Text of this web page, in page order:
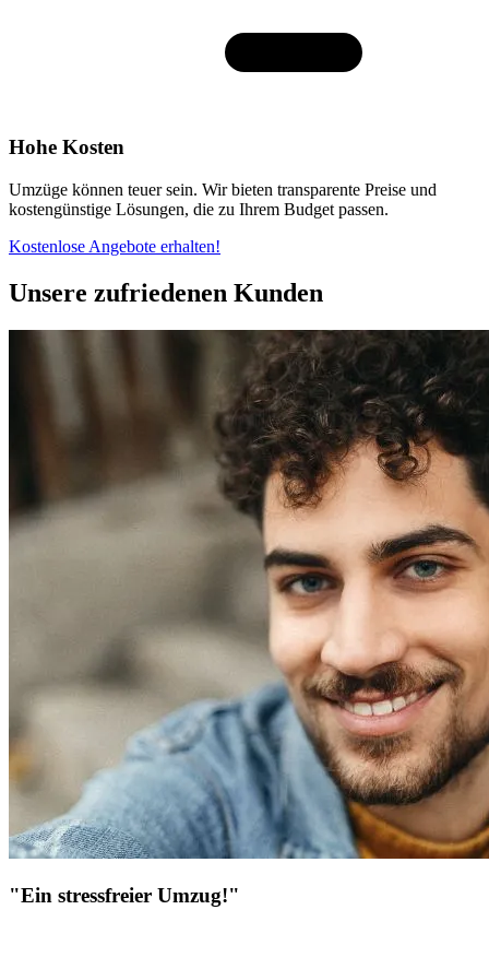
Hohe Kosten
Umzüge können teuer sein. Wir bieten transparente Preise und
kostengünstige Lösungen, die zu Ihrem Budget passen.
Kostenlose Angebote erhalten!
Unsere zufriedenen Kunden
"Ein stressfreier Umzug!"